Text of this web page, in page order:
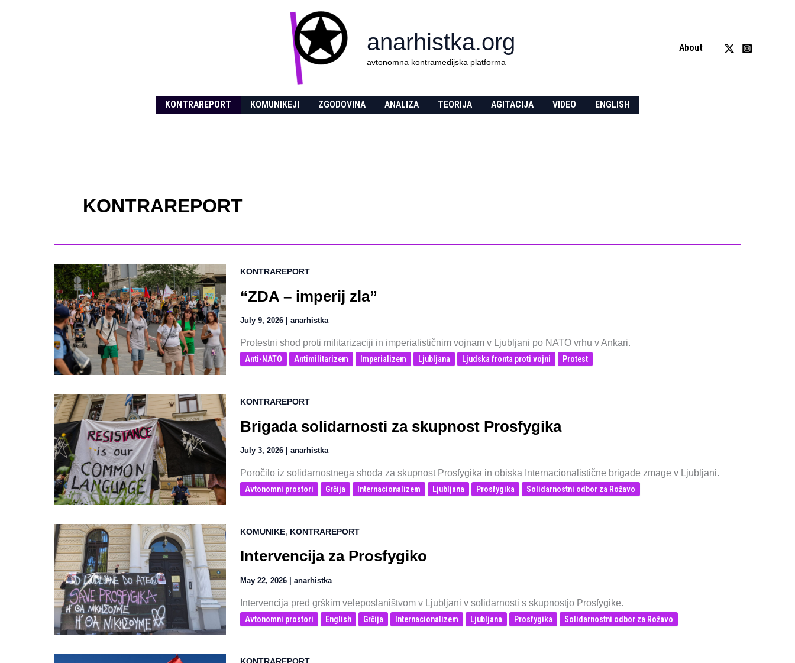
anarhistka.org
avtonomna kontramedijska platforma
About
KONTRAREPORT KOMUNIKEJI ZGODOVINA ANALIZA TEORIJA AGITACIJA VIDEO ENGLISH
KONTRAREPORT
KONTRAREPORT
“ZDA – imperij zla”
July 9, 2026 anarhistka
Protestni shod proti militarizaciji in imperialističnim vojnam v Ljubljani po NATO vrhu v Ankari.
Anti-NATO Antimilitarizem Imperializem Ljubljana Ljudska fronta proti vojni Protest
KONTRAREPORT
Brigada solidarnosti za skupnost Prosfygika
July 3, 2026 anarhistka
Poročilo iz solidarnostnega shoda za skupnost Prosfygika in obiska Internacionalistične brigade zmage v Ljubljani.
Avtonomni prostori Grčija Internacionalizem Ljubljana Prosfygika Solidarnostni odbor za Rožavo
KOMUNIKE, KONTRAREPORT
Intervencija za Prosfygiko
May 22, 2026 anarhistka
Intervencija pred grškim veleposlaništvom v Ljubljani v solidarnosti s skupnostjo Prosfygike.
Avtonomni prostori English Grčija Internacionalizem Ljubljana Prosfygika Solidarnostni odbor za Rožavo